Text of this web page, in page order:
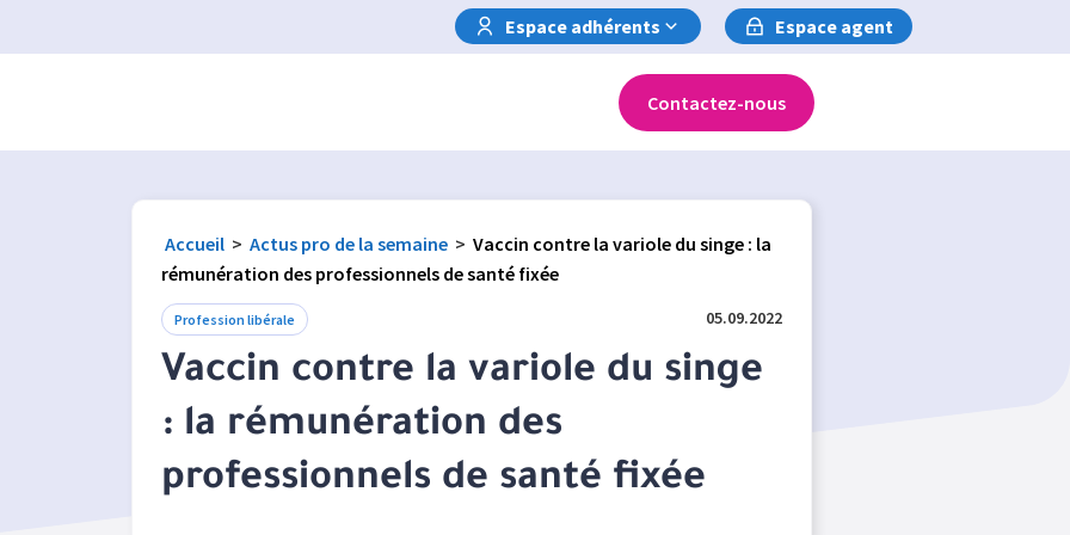
Espace adhérents
Espace agent
Contactez-nous
Accueil > Actus pro de la semaine > Vaccin contre la variole du singe : la
rémunération des professionnels de santé fixée
Profession libérale 05.09.2022
Vaccin contre la variole du singe
: la rémunération des
professionnels de santé fixée